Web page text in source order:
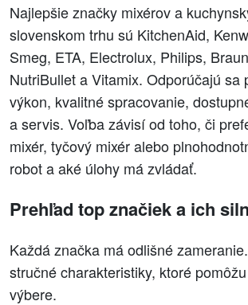
Najlepšie značky mixérov a
slovenskom trhu sú KitchenAid,
Smeg, ETA, Electrolux, Philips,
NutriBullet a Vitamix. Odporúčajú sa
výkon, kvalitné spracovanie,
a servis. Voľba závisí od toho, či
mixér, tyčový mixér alebo
robot a aké úlohy má zvládať.
Prehľad top značiek a ich
Každá značka má odlišné
stručné charakteristiky, ktoré
výbere.